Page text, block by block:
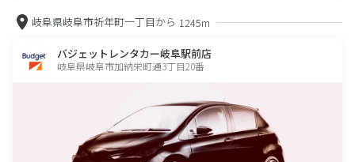
岐阜県岐阜市祈年町一丁目から 1245m
バジェットレンタカー岐阜駅前店
岐阜県岐阜市加納栄町通3丁目20番